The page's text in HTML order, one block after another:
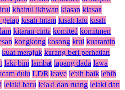
khairul ikhwan kiasan kiasan
gelap kisah hitam kisah lalu kisah
kitaran cinta komited komitmen
kongkong kosong krul kuarantin
kuat merajuk kurang beri perhatian
laki bini lambat lapang dada lawa
dulu LDR leave lebih baik lebih
lelaki baru lelaki dan ruang lelaki dan